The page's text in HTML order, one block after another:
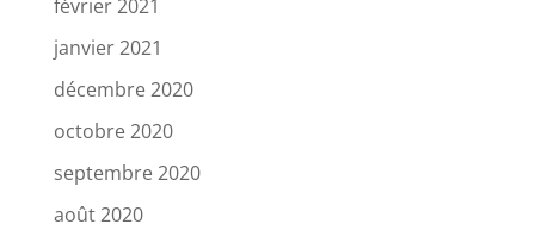
février 2021
janvier 2021
décembre 2020
octobre 2020
septembre 2020
août 2020